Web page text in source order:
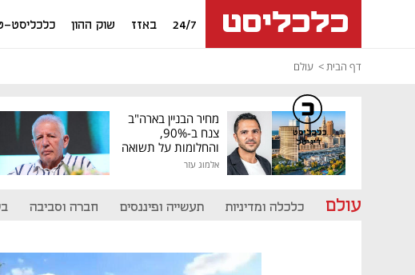
24/7 באזז שוק ההון כלכליסט-
דף הבית עולם
מחיר הבניין בארה"ב
צנח ב-90%,
והחלומות על תשואה
גבוהה התנפצו
אלמוג עזר
עולם כלכלה ומדיניות תעשייה ופיננסים חברה וסביבה
כלכליסט
דיגיטל